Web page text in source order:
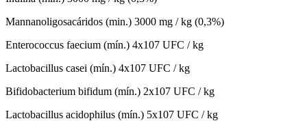
Mannanoligosacáridos (min.) 3000 mg / kg (0,3%)
Enterococcus faecium (mín.) 4x107 UFC / kg
Lactobacillus casei (mín.) 4x107 UFC / kg
Bifidobacterium bifidum (mín.) 2x107 UFC / kg
Lactobacillus acidophilus (mín.) 5x107 UFC / kg